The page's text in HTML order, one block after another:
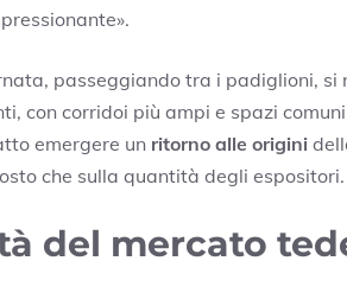
passeggiando tra i padiglioni,
con corridoi più ampi e spazi
emergere un ritorno alle origini
che sulla quantità degli espositori.
del mercato